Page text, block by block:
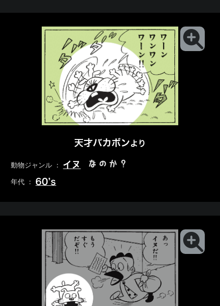
天才バカボンより
動物ジャンル ： イヌ なのか？
年代 ： 60’s